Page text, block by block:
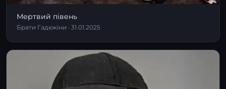
Мертвий півень
Брати Гадюкіни · 31.01.2025